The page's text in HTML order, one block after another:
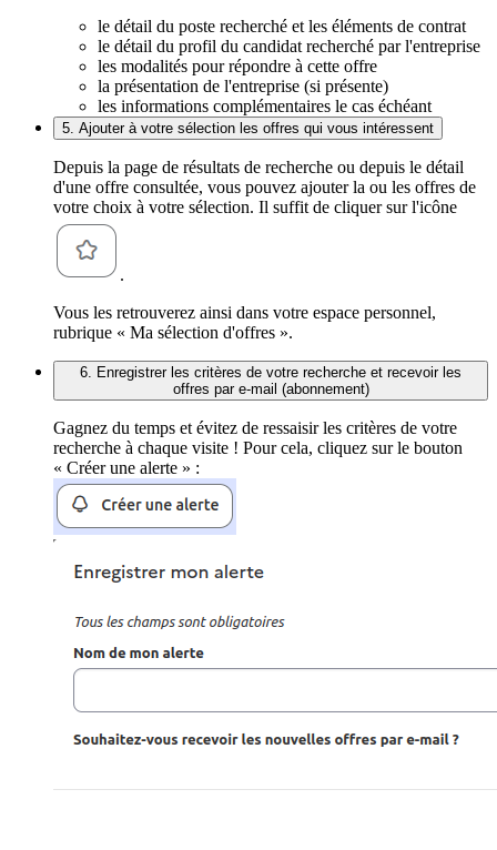
le détail du poste recherché et les éléments de contrat
le détail du profil du candidat recherché par l'entreprise
les modalités pour répondre à cette offre
la présentation de l'entreprise (si présente)
les informations complémentaires le cas échéant
5. Ajouter à votre sélection les offres qui vous intéressent
Depuis la page de résultats de recherche ou depuis le détail
d'une offre consultée, vous pouvez ajouter la ou les offres de
votre choix à votre sélection. Il suffit de cliquer sur l'icône
.
Vous les retrouverez ainsi dans votre espace personnel,
rubrique « Ma sélection d'offres ».
6. Enregistrer les critères de votre recherche et recevoir les
offres par e-mail (abonnement)
Gagnez du temps et évitez de ressaisir les critères de votre
recherche à chaque visite ! Pour cela, cliquez sur le bouton
« Créer une alerte » :